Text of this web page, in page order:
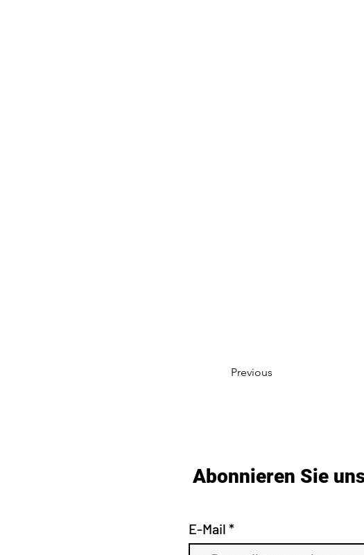
Previous
Abonnieren Sie
E-Mail *